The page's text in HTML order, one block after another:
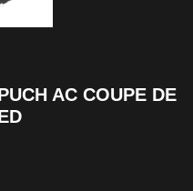
AC COUPE DE